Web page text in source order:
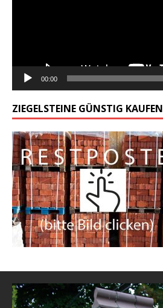
00:00
ZIEGELSTEINE GÜNSTIG KAUFEN